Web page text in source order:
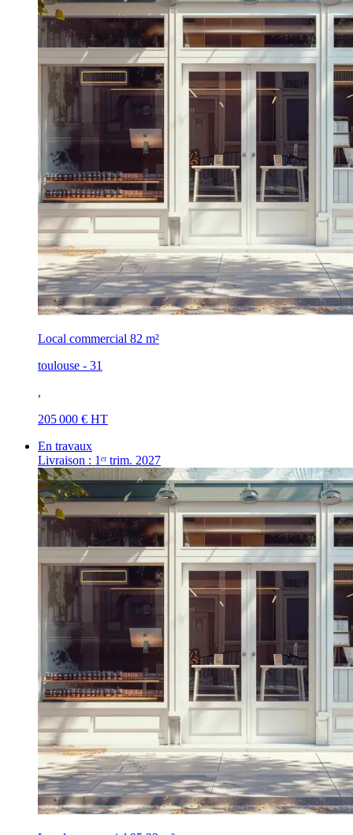
Local commercial 82 m²
toulouse - 31
,
205 000 € HT
En travaux
Livraison : 1ᵉʳ trim. 2027